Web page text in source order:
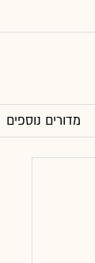
מדורים נוספים